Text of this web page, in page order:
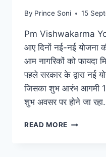
By Prince Soni 15
Pm Vishwakarma
आए दिनों नई-नई योजना
आम नागरिकों को फायदा
पहले सरकार के द्वारा नई
जिसका शुभ आरंभ आगमी
शुभ अवसर पर होने जा
READ MORE PM